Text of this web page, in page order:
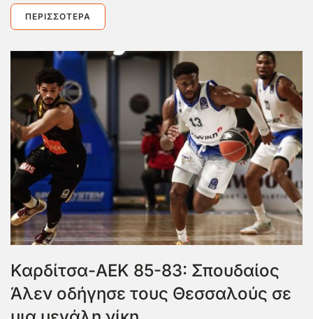
ΠΕΡΙΣΣΌΤΕΡΑ
Καρδίτσα-ΑΕΚ 85-83: Σπουδαίος
Άλεν οδήγησε τους Θεσσαλούς σε